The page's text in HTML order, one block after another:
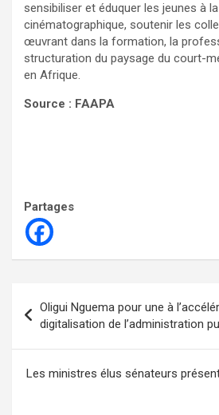
sensibiliser et éduquer les jeunes à
cinématographique, soutenir les
œuvrant dans la formation, la
structuration du paysage du court-
en Afrique.
Source : FAAPA
Partages
de
l’article
Oligui Nguema pour une à
digitalisation de l’administration
Les ministres élus sénateurs